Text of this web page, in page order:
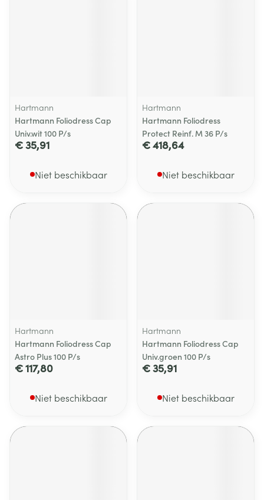
Hartmann
Hartmann Foliodress Cap
Univ.wit 100 P/s
€ 35,91
Niet beschikbaar
Hartmann
Hartmann Foliodress
Protect Reinf. M 36 P/s
€ 418,64
Niet beschikbaar
Hartmann
Hartmann Foliodress Cap
Astro Plus 100 P/s
€ 117,80
Niet beschikbaar
Hartmann
Hartmann Foliodress Cap
Univ.groen 100 P/s
€ 35,91
Niet beschikbaar